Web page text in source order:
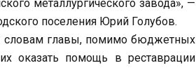
металлургического завода», —
поселения Юрий Голубов.
словам главы, помимо бюджетных
оказать помощь в реставрации